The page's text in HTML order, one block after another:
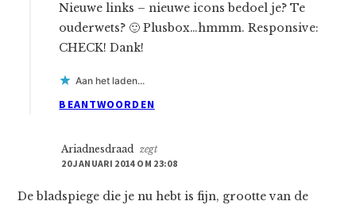
Nieuwe links – nieuwe icons bedoel je? Te
ouderwets? 🙂 Plusbox…hmmm. Responsive:
CHECK! Dank!
Aan het laden...
BEANTWOORDEN
Ariadnesdraad zegt
20 JANUARI 2014 OM 23:08
De bladspiege die je nu hebt is fijn, grootte van de